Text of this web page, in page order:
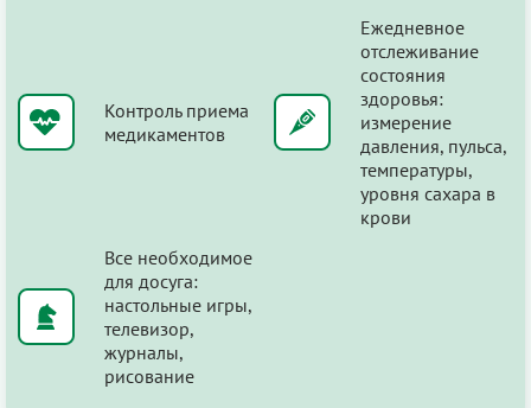
Контроль приема
медикаментов
Ежедневное
отслеживание
состояния
здоровья:
измерение
давления, пульса,
температуры,
уровня сахара в
крови
Все необходимое
для досуга:
настольные игры,
телевизор,
журналы,
рисование